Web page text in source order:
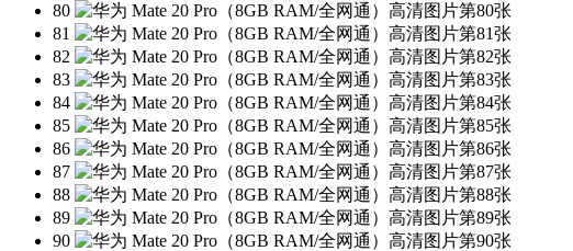
80
81
82
83
84
85
86
87
88
89
90